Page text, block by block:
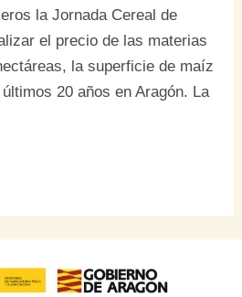
la Jornada Cereal de
el precio de las materias
la superficie de maíz
20 años en Aragón. La